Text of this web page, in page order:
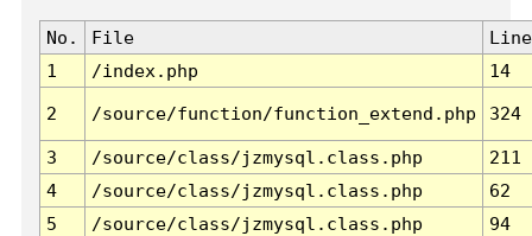
No. File
Line
1
/index.php 14
2 /source/function/function_extend.php 324
3 /source/class/jzmysql.class.php
211
4
/source/class/jzmysql.class.php
62
5
/source/class/jzmysql.class.php
94